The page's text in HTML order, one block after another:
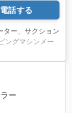
電話する
ター、サクション
ングマシンメー
：17xあり -価
: 2,7 kg
ー